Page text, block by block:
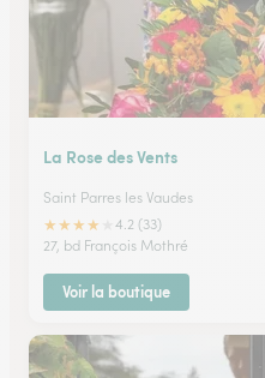
La Rose des Vents
Saint Parres les Vaudes
★★★★
4.2 (33)
27, bd François Mothré
Voir la boutique